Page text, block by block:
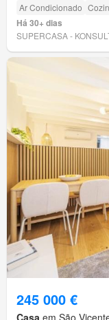
Ar Condicionado
Há 30+ dias
SUPERCASA -
245 000 €
Casa em São